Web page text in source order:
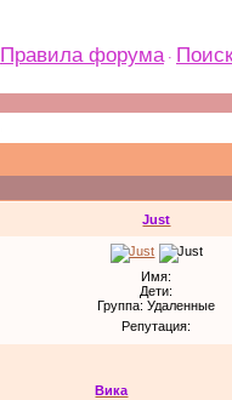
Правила форума · Поиск
Just
Имя:
Дети:
Группа: Удаленные
Репутация:
Вика